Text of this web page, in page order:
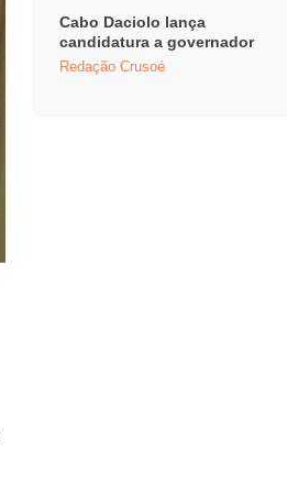
Cabo Daciolo lança
candidatura a governador
Redação Crusoé